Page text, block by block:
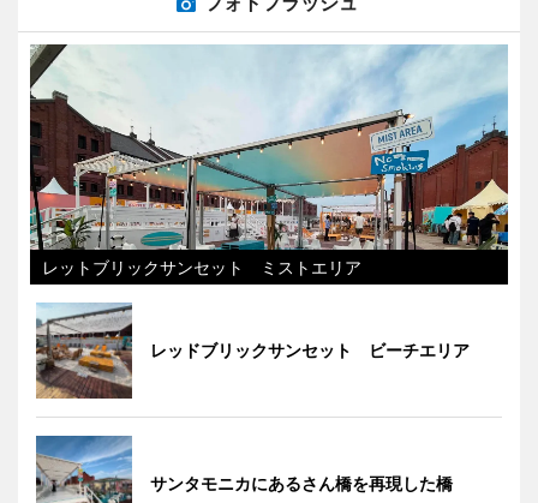
レットブリックサンセット ミストエリア
レッドブリックサンセット ビーチエリア
サンタモニカにあるさん橋を再現した橋